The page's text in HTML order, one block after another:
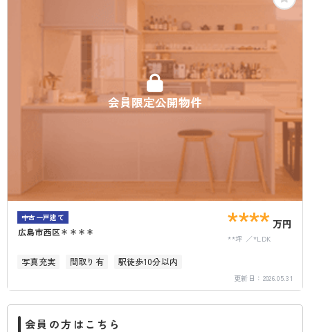
会員限定公開物件
中古一戸建て
広島市西区＊＊＊＊ **** 万円
**坪 *LDK
写真充実 間取り有 駅徒歩10分以内
更新日： 2026.05.31
会員の方はこちら